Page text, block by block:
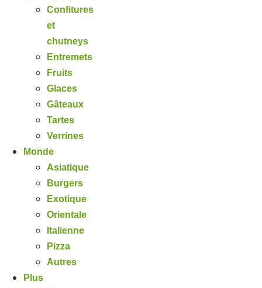
Confitures
et
chutneys
Entremets
Fruits
Glaces
Gâteaux
Tartes
Verrines
Monde
Asiatique
Burgers
Exotique
Orientale
Italienne
Pizza
Autres
Plus